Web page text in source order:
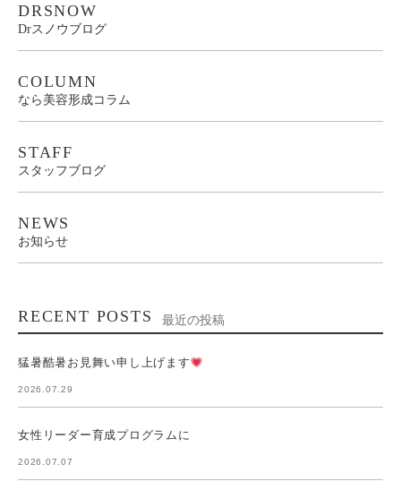
DRSNOW
Drスノウブログ
COLUMN
なら美容形成コラム
STAFF
スタッフブログ
NEWS
お知らせ
RECENT POSTS 最近の投稿
猛暑酷暑お見舞い申し上げます
2026.07.29
女性リーダー育成プログラムに
2026.07.07